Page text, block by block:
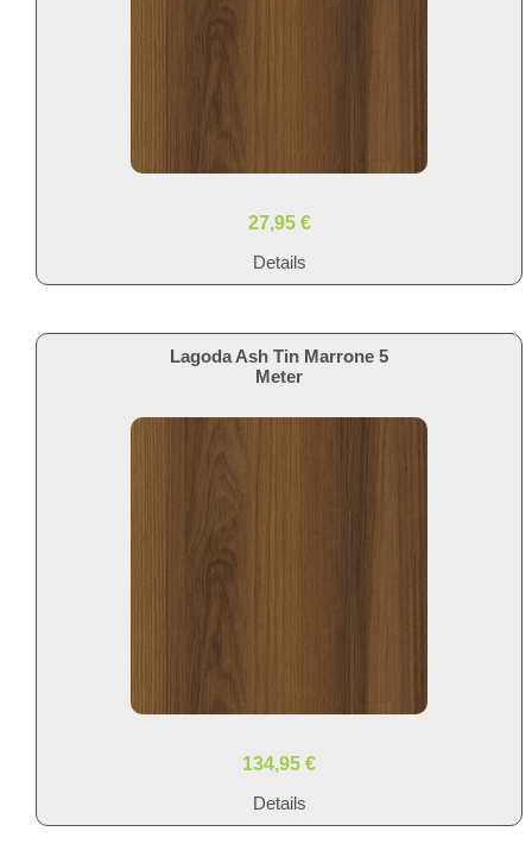
27,95 €
Details
Lagoda Ash Tin Marrone 5
Meter
134,95 €
Details